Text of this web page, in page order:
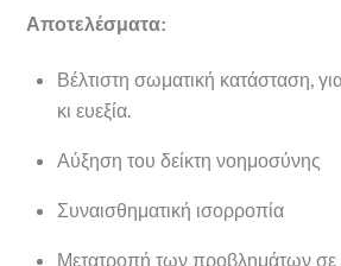
Αποτελέσματα:
Βέλτιστη σωματική κατάσταση,
κι ευεξία.
Αύξηση του δείκτη νοημοσύνης
Συναισθηματική ισορροπία
Μετατροπή των προβλημάτων σε